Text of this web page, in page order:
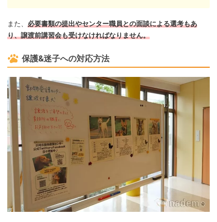
また、 必要書類の提出やセンター職員との面談による選考もあ
り、譲渡前講習会も受けなければなりません。
保護&迷子への対応方法